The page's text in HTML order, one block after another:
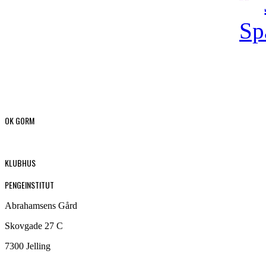
OK GORM
KLUBHUS
PENGEINSTITUT
Abrahamsens Gård
Skovgade 27 C
7300 Jelling